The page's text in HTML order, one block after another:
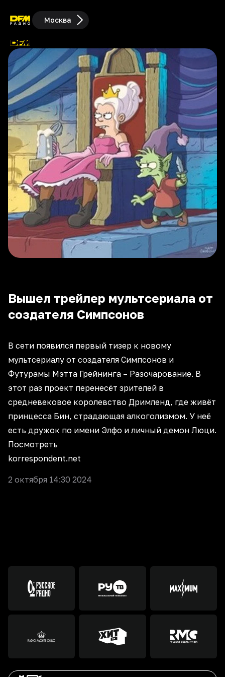
Москва
Вышел трейлер мультсериала от
создателя Симпсонов
В сети появился первый тизер к новому
мультсериалу от создателя Симпсонов и
Футурамы Мэтта Грейнинга – Разочарование. В
этот раз проект перенесёт зрителей в
средневековое королевство Дримленд, где живёт
принцесса Бин, страдающая алкоголизмом. У неё
есть дружок по имени Элфо и личный демон Люци.
Посмотреть
korrespondent.net
2 октября 14:30 2024